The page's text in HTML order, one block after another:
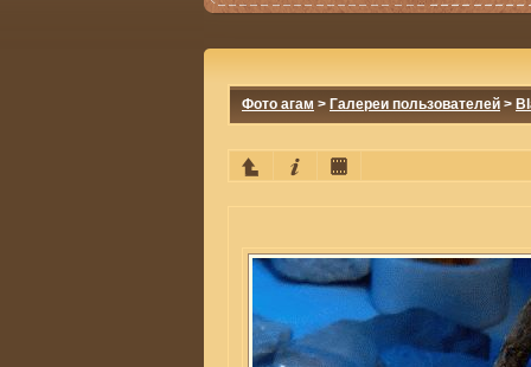
Фото агам > Галереи пользователей >